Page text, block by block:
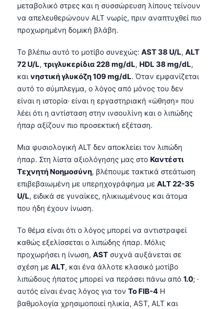
μεταβολικό στρες και η συσσώρευση λίπους τείνουν
να απελευθερώνουν ALT νωρίς, πριν αναπτυχθεί πιο
προχωρημένη δομική βλάβη.
Το βλέπω αυτό το μοτίβο συνεχώς: AST 38 U/L, ALT
72 U/L, τριγλυκερίδια 228 mg/dL, HDL 38 mg/dL,
και νηστική γλυκόζη 109 mg/dL. Όταν εμφανίζεται
αυτό το σύμπλεγμα, ο λόγος από μόνος του δεν
είναι η ιστορία· είναι η εργαστηριακή «ώθηση» που
λέει ότι η αντίσταση στην ινσουλίνη και ο λιπώδης
ήπαρ αξίζουν πιο προσεκτική εξέταση.
Μια φυσιολογική ALT δεν αποκλείει τον λιπώδη
ήπαρ. Στη λίστα αξιολόγησης μας στο Καντέστι
Τεχνητή Νοημοσύνη, βλέπουμε τακτικά στεάτωση
επιβεβαιωμένη με υπερηχογράφημα με ALT 22-35
U/L, ειδικά σε γυναίκες, ηλικιωμένους και άτομα
που ήδη έχουν ίνωση.
Το θέμα είναι ότι ο λόγος μπορεί να αντιστραφεί
καθώς εξελίσσεται ο λιπώδης ήπαρ. Μόλις
προχωρήσει η ίνωση, AST συχνά αυξάνεται σε
σχέση με ALT, και ένα άλλοτε κλασικό μοτίβο
λιπώδους ήπατος μπορεί να περάσει πάνω από 1.0; ·
αυτός είναι ένας λόγος για τον Το FIB-4 Η
βαθμολογία χρησιμοποιεί ηλικία, AST, ALT και